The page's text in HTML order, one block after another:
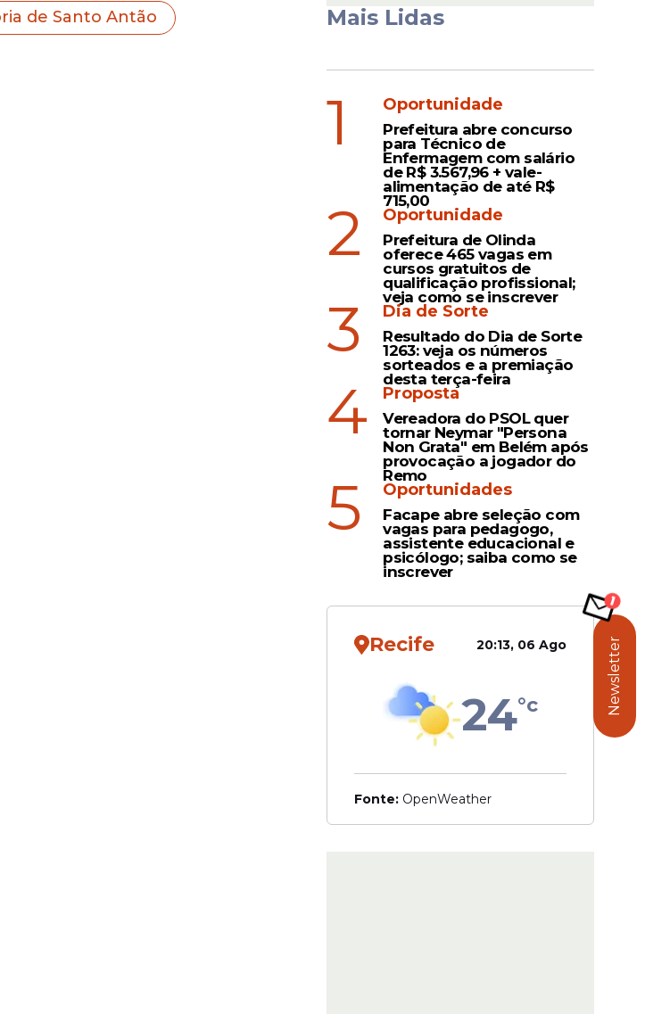
de Santo Antão
Mais Lidas
1 Oportunidade
Prefeitura abre concurso
para Técnico de
Enfermagem com salário
de R$ 3.567,96 + vale-
alimentação de até R$
715,00
2 Oportunidade
Prefeitura de Olinda
oferece 465 vagas em
cursos gratuitos de
qualificação profissional;
veja como se inscrever
3 Dia de Sorte
Resultado do Dia de Sorte
1263: veja os números
sorteados e a premiação
desta terça-feira
4 Proposta
Vereadora do PSOL quer
tornar Neymar "Persona
Non Grata" em Belém após
provocação a jogador do
Remo
5 Oportunidades
Facape abre seleção com
vagas para pedagogo,
assistente educacional e
psicólogo; saiba como se
inscrever
Recife 20:13, 06 Ago
24°c
Fonte: OpenWeather
Newsletter